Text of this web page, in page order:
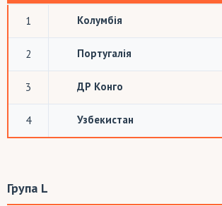
1 Колумбія
2 Португалія
3 ДР Конго
4 Узбекистан
Група L